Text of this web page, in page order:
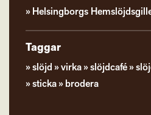
Helsingborgs
Taggar
slöjd virka slöjdcafé
sticka
brodera